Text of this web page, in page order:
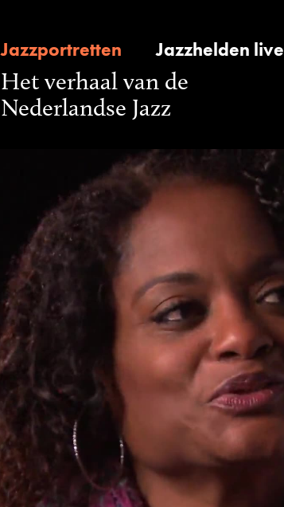
Jazzportretten Jazzhelden live
Het verhaal van de
Nederlandse Jazz